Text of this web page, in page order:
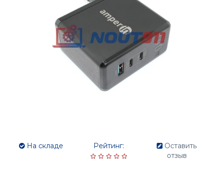
На складе Рейтинг:
Оставить
отзыв